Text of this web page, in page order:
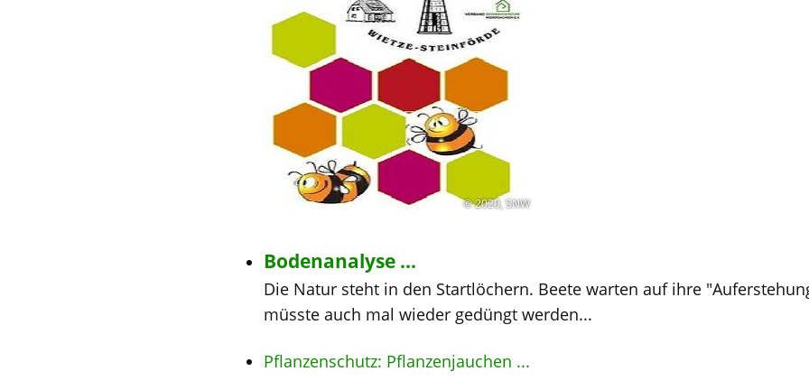
© 2020, SNW
Bodenanalyse ...
Die Natur steht in den Startlöchern. Beete warten auf ihre
müsste auch mal wieder gedüngt werden...
Pflanzenschutz: Pflanzenjauchen ...